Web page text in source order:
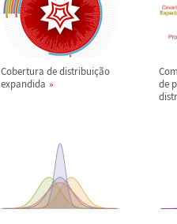
Cobertura de distribuição
expandida
de